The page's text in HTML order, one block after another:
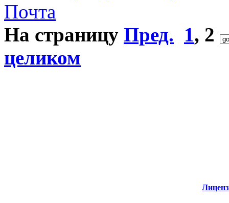
Почта
На страницу Пред. 1, 2
целиком